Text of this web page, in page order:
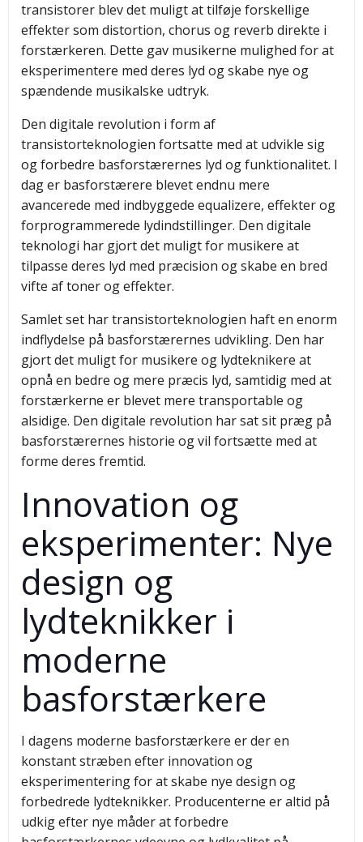
transistorer blev det muligt at tilføje forskellige
effekter som distortion, chorus og reverb direkte i
forstærkeren. Dette gav musikerne mulighed for at
eksperimentere med deres lyd og skabe nye og
spændende musikalske udtryk.
Den digitale revolution i form af
transistorteknologien fortsatte med at udvikle sig
og forbedre basforstærernes lyd og funktionalitet. I
dag er basforstærere blevet endnu mere
avancerede med indbyggede equalizere, effekter og
forprogrammerede lydindstillinger. Den digitale
teknologi har gjort det muligt for musikere at
tilpasse deres lyd med præcision og skabe en bred
vifte af toner og effekter.
Samlet set har transistorteknologien haft en enorm
indflydelse på basforstærernes udvikling. Den har
gjort det muligt for musikere og lydteknikere at
opnå en bedre og mere præcis lyd, samtidig med at
forstærkerne er blevet mere transportable og
alsidige. Den digitale revolution har sat sit præg på
basforstærernes historie og vil fortsætte med at
forme deres fremtid.
Innovation og
eksperimenter: Nye
design og
lydteknikker i
moderne
basforstærkere
I dagens moderne basforstærkere er der en
konstant stræben efter innovation og
eksperimentering for at skabe nye design og
forbedrede lydteknikker. Producenterne er altid på
udkig efter nye måder at forbedre